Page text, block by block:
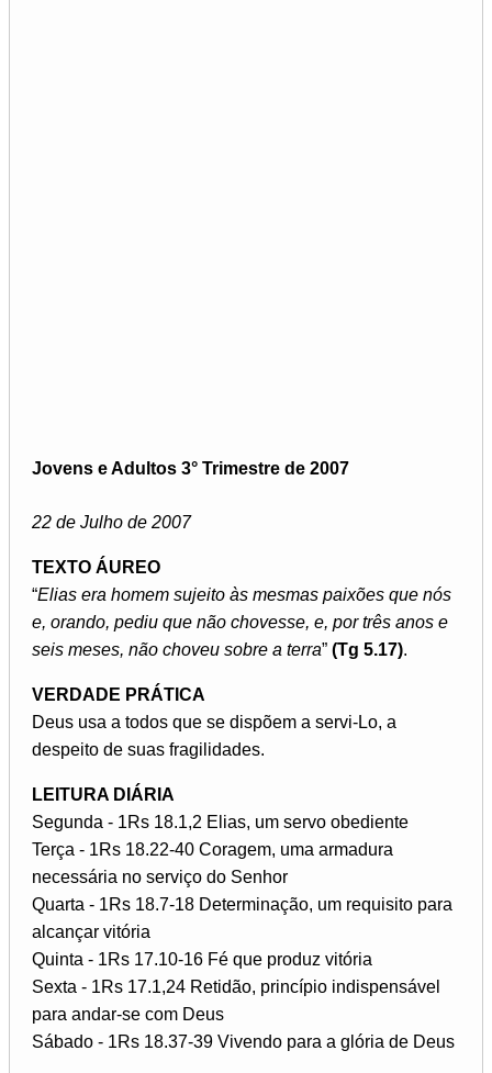
Jovens e Adultos 3° Trimestre de 2007
22 de Julho de 2007
TEXTO ÁUREO
“Elias era homem sujeito às mesmas paixões que nós
e, orando, pediu que não chovesse, e, por três anos e
seis meses, não choveu sobre a terra” (Tg 5.17).
VERDADE PRÁTICA
Deus usa a todos que se dispõem a servi-Lo, a
despeito de suas fragilidades.
LEITURA DIÁRIA
Segunda - 1Rs 18.1,2 Elias, um servo obediente
Terça - 1Rs 18.22-40 Coragem, uma armadura
necessária no serviço do Senhor
Quarta - 1Rs 18.7-18 Determinação, um requisito para
alcançar vitória
Quinta - 1Rs 17.10-16 Fé que produz vitória
Sexta - 1Rs 17.1,24 Retidão, princípio indispensável
para andar-se com Deus
Sábado - 1Rs 18.37-39 Vivendo para a glória de Deus